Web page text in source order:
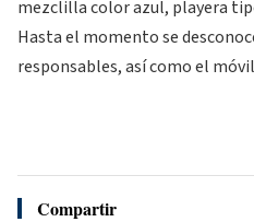
mezclilla color azul, playera
Hasta el momento se
responsables, así como el
Compartir